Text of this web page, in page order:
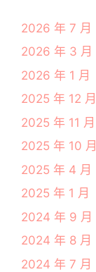
2026 年 7 月
2026 年 3 月
2026 年 1 月
2025 年 12 月
2025 年 11 月
2025 年 10 月
2025 年 4 月
2025 年 1 月
2024 年 9 月
2024 年 8 月
2024 年 7 月